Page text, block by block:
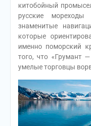
китобойный
русские
знаменитые
которые
именно поморский
того, что «Грумант
умелые торговцы